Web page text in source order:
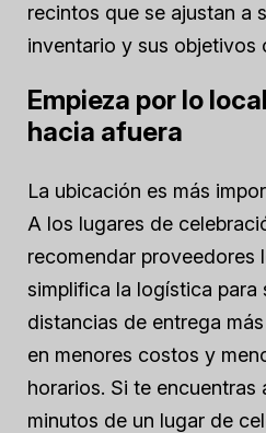
recintos que se ajustan a
inventario y sus objetivos
Empieza por lo
hacia afuera
La ubicación es más
A los lugares de
recomendar proveedores
simplifica la logística para
distancias de entrega
en menores costos y
horarios. Si te encuentras
minutos de un lugar de